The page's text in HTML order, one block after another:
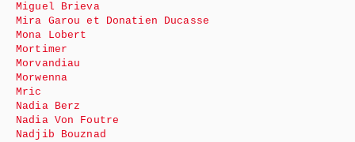
Miguel Brieva
Mira Garou et Donatien Ducasse
Mona Lobert
Mortimer
Morvandiau
Morwenna
Mric
Nadia Berz
Nadia Von Foutre
Nadjib Bouznad